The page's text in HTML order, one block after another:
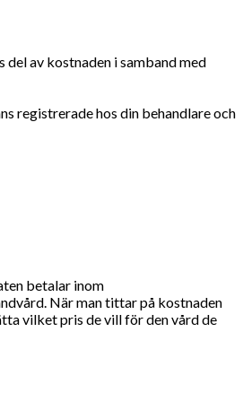
av kostnaden i samband med
registrerade hos din behandlare och
betalar inom
När man tittar på kostnaden
vilket pris de vill för den vård de